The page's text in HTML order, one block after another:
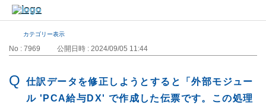
カテゴリー表示
No : 7969 公開日時 : 2024/09/05 11:44
仕訳データを修正しようとすると「外部モジュー
ル 'PCA給与DX' で作成した伝票です。この処理